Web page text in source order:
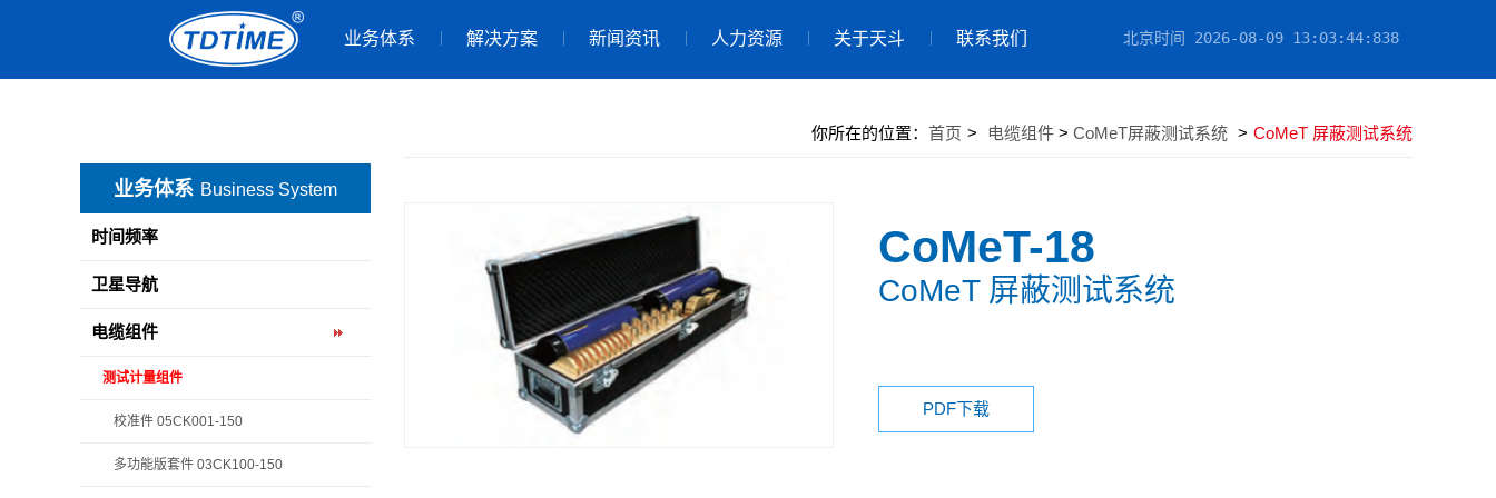
业务体系 解决方案 新闻资讯 人力资源 关于天斗 联系我们 北京时间 2026-08-09 13:03:45:560
业务体系 Business System
时间频率
卫星导航
电缆组件
测试计量组件
校准件 05CK001-150
多功能版套件 03CK100-150
你所在的位置：首页 > 电缆组件 >CoMeT屏蔽测试系统 > CoMeT 屏蔽测试系统
CoMeT-18
CoMeT 屏蔽测试系统
PDF下载